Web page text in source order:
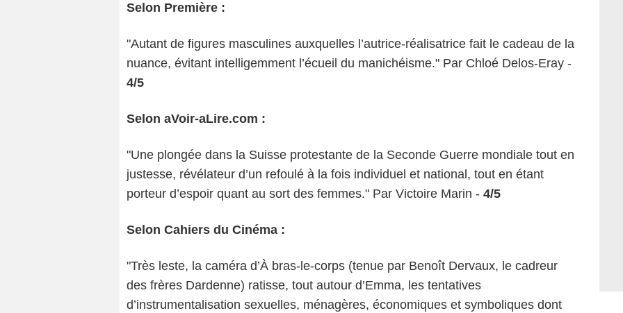
Selon Première :
"Autant de figures masculines auxquelles l’autrice-réalisatrice fait le cadeau de la
nuance, évitant intelligemment l’écueil du manichéisme." Par Chloé Delos-Eray -
4/5
Selon aVoir-aLire.com :
"Une plongée dans la Suisse protestante de la Seconde Guerre mondiale tout en
justesse, révélateur d’un refoulé à la fois individuel et national, tout en étant
porteur d’espoir quant au sort des femmes." Par Victoire Marin - 4/5
Selon Cahiers du Cinéma :
"Très leste, la caméra d’À bras-le-corps (tenue par Benoît Dervaux, le cadreur
des frères Dardenne) ratisse, tout autour d’Emma, les tentatives
d’instrumentalisation sexuelles, ménagères, économiques et symboliques dont